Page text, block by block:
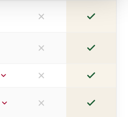
nein
nein
nein
nein